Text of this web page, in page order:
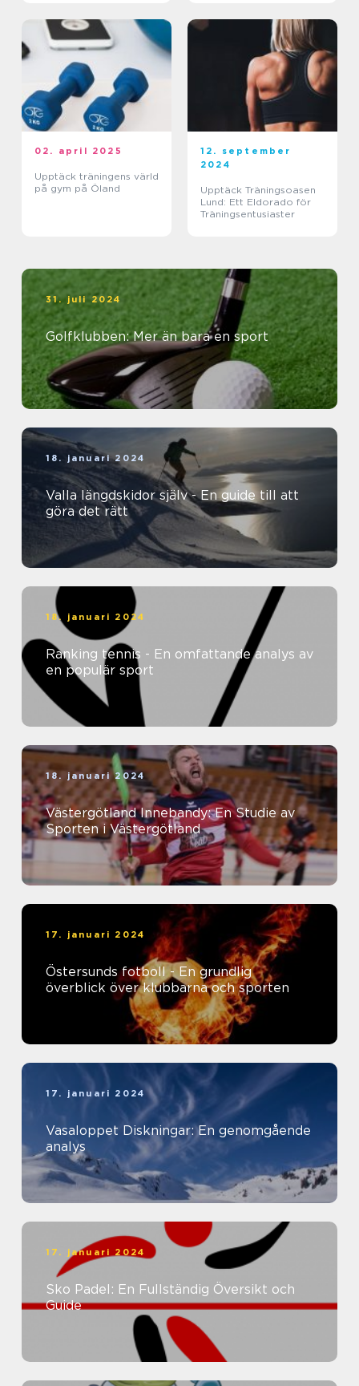
02. april 2025
Upptäck träningens värld
på gym på Öland
12. september
2024
Upptäck Träningsoasen
Lund: Ett Eldorado för
Träningsentusiaster
31. juli 2024
Golfklubben: Mer än bara en sport
18. januari 2024
Valla längdskidor själv - En guide till att
göra det rätt
18. januari 2024
Ranking tennis - En omfattande analys av
en populär sport
18. januari 2024
Västergötland Innebandy: En Studie av
Sporten i Västergötland
17. januari 2024
Östersunds fotboll - En grundlig
överblick över klubbarna och sporten
17. januari 2024
Vasaloppet Diskningar: En genomgående
analys
17. januari 2024
Sko Padel: En Fullständig Översikt och
Guide